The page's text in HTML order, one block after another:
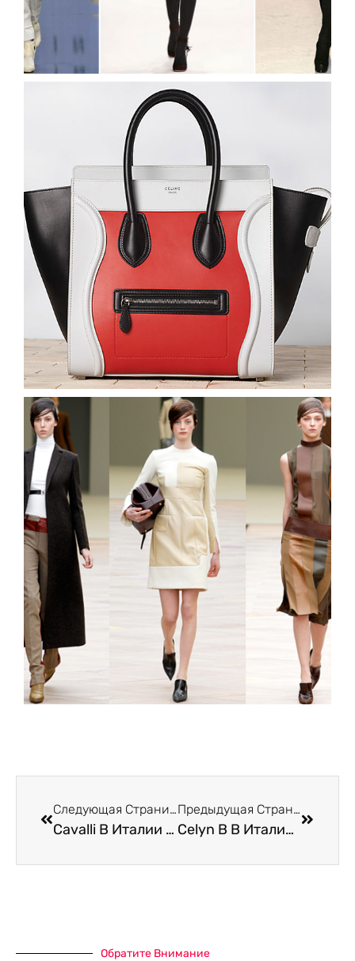
Следующая Страница
Cavalli В Италии В Римини
Предыдущая Страница
Celyn B В Италии В Римини
Обратите Внимание